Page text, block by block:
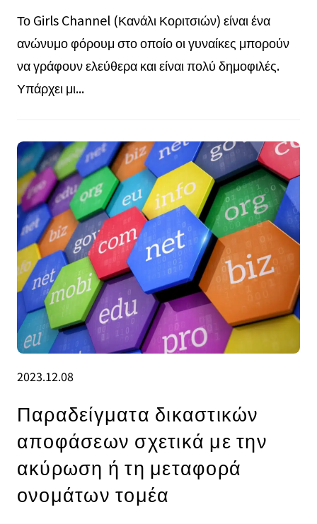
Το Girls Channel (Κανάλι Κοριτσιών) είναι ένα
ανώνυμο φόρουμ στο οποίο οι γυναίκες μπορούν
να γράφουν ελεύθερα και είναι πολύ δημοφιλές.
Υπάρχει μι...
2023.12.08
Παραδείγματα δικαστικών
αποφάσεων σχετικά με την
ακύρωση ή τη μεταφορά
ονομάτων τομέα